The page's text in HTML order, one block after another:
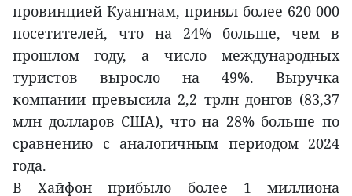
провинцией Куангнам, принял более 620 000
посетителей, что на 24% больше, чем в
прошлом году, а число международных
туристов выросло на 49%. Выручка
компании превысила 2,2 трлн донгов (83,37
млн долларов США), что на 28% больше по
сравнению с аналогичным периодом 2024
года.
В Хайфон прибыло более 1 миллиона